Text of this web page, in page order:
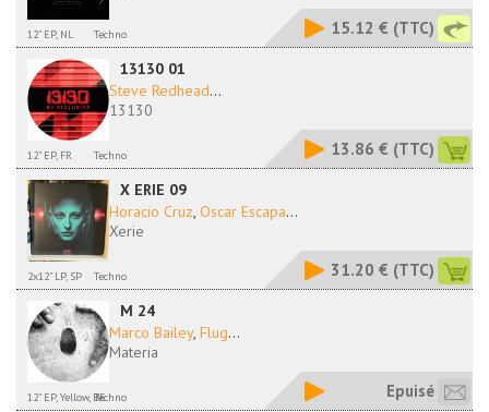
12" EP, NL Techno 15.12 € (TTC)
13130 01
Steve Redhead...
13130
12" EP, FR Techno 13.86 € (TTC)
X ERIE 09
Horacio Cruz, Oscar Escapa...
Xerie
2x12" LP, SP Techno 31.20 € (TTC)
M 24
Marco Bailey, Flug...
Materia
12" EP, Yellow, BETechno Epuisé